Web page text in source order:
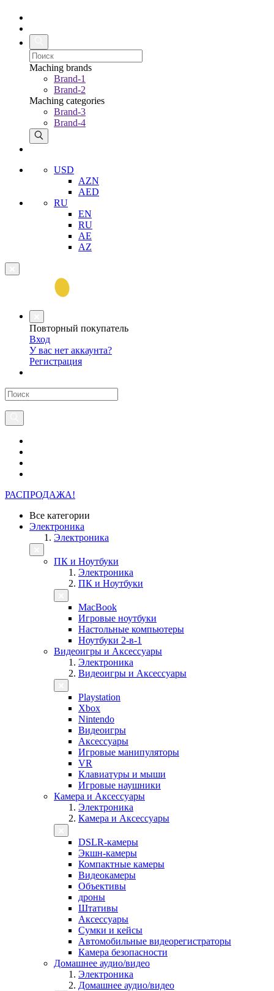
Maching brands
Brand-1
Brand-2
Maching categories
Brand-3
Brand-4
USD
AZN
AED
RU
EN
RU
AE
AZ
Повторный покупатель
Вход
У вас нет аккаунта?
Регистрация
РАСПРОДАЖА!
Все категории
Электроника
Электроника
ПК и Ноутбуки
Электроника
ПК и Ноутбуки
MacBook
Игровые ноутбуки
Настольные компьютеры
Ноутбуки 2-в-1
Видеоигры и Аксессуары
Электроника
Видеоигры и Аксессуары
Playstation
Xbox
Nintendo
Видеоигры
Аксессуары
Игровые манипуляторы
VR
Клавиатуры и мыши
Игровые наушники
Камера и Аксессуары
Электроника
Камера и Аксессуары
DSLR-камеры
Экшн-камеры
Компактные камеры
Видеокамеры
Объективы
дроны
Штативы
Аксессуары
Сумки и кейсы
Автомобильные видеорегистраторы
Камера безопасности
Домашнее аудио/видео
Электроника
Домашнее аудио/видео